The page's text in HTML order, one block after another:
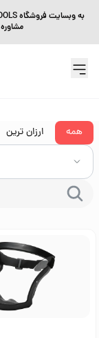
مشاوره با شماره
همه ارزان ترین